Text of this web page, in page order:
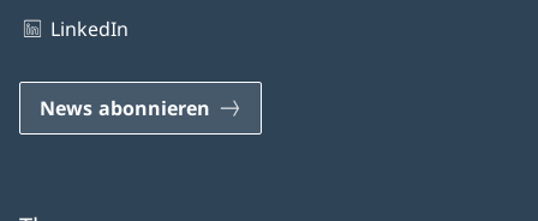
LinkedIn
News abonnieren